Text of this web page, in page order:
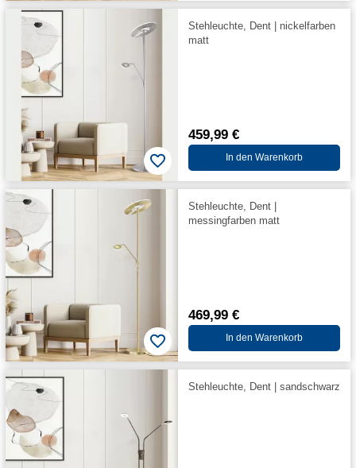
Stehleuchte, Dent | nickelfarben
matt
459,99 €
In den Warenkorb
Stehleuchte, Dent |
messingfarben matt
469,99 €
In den Warenkorb
Stehleuchte, Dent | sandschwarz